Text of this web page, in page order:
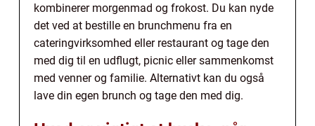
kombinerer morgenmad og frokost. Du kan nyde
det ved at bestille en brunchmenu fra en
cateringvirksomhed eller restaurant og tage den
med dig til en udflugt, picnic eller sammenkomst
med venner og familie. Alternativt kan du også
lave din egen brunch og tage den med dig.